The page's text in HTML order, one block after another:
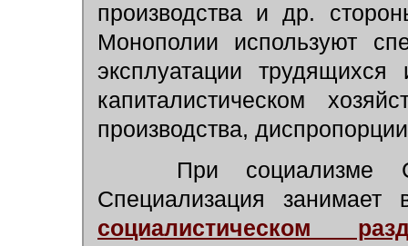
производства и др.
Монополии используют
эксплуатации
капиталистическом
производства,
При социализме С.
Специализация
социалистическом